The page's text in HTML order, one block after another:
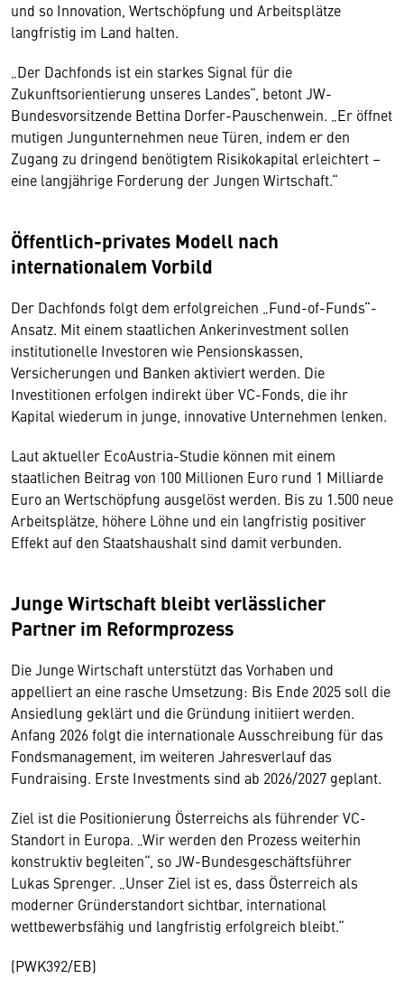
und so Innovation, Wertschöpfung und Arbeitsplätze
langfristig im Land halten.
„Der Dachfonds ist ein starkes Signal für die
Zukunftsorientierung unseres Landes“, betont JW-
Bundesvorsitzende Bettina Dorfer-Pauschenwein. „Er öffnet
mutigen Jungunternehmen neue Türen, indem er den
Zugang zu dringend benötigtem Risikokapital erleichtert –
eine langjährige Forderung der Jungen Wirtschaft.“
Öffentlich-privates Modell nach
internationalem Vorbild
Der Dachfonds folgt dem erfolgreichen „Fund-of-Funds“-
Ansatz. Mit einem staatlichen Ankerinvestment sollen
institutionelle Investoren wie Pensionskassen,
Versicherungen und Banken aktiviert werden. Die
Investitionen erfolgen indirekt über VC-Fonds, die ihr
Kapital wiederum in junge, innovative Unternehmen lenken.
Laut aktueller EcoAustria-Studie können mit einem
staatlichen Beitrag von 100 Millionen Euro rund 1 Milliarde
Euro an Wertschöpfung ausgelöst werden. Bis zu 1.500 neue
Arbeitsplätze, höhere Löhne und ein langfristig positiver
Effekt auf den Staatshaushalt sind damit verbunden.
Junge Wirtschaft bleibt verlässlicher
Partner im Reformprozess
Die Junge Wirtschaft unterstützt das Vorhaben und
appelliert an eine rasche Umsetzung: Bis Ende 2025 soll die
Ansiedlung geklärt und die Gründung initiiert werden.
Anfang 2026 folgt die internationale Ausschreibung für das
Fondsmanagement, im weiteren Jahresverlauf das
Fundraising. Erste Investments sind ab 2026/2027 geplant.
Ziel ist die Positionierung Österreichs als führender VC-
Standort in Europa. „Wir werden den Prozess weiterhin
konstruktiv begleiten“, so JW-Bundesgeschäftsführer
Lukas Sprenger. „Unser Ziel ist es, dass Österreich als
moderner Gründerstandort sichtbar, international
wettbewerbsfähig und langfristig erfolgreich bleibt.“
(PWK392/EB)